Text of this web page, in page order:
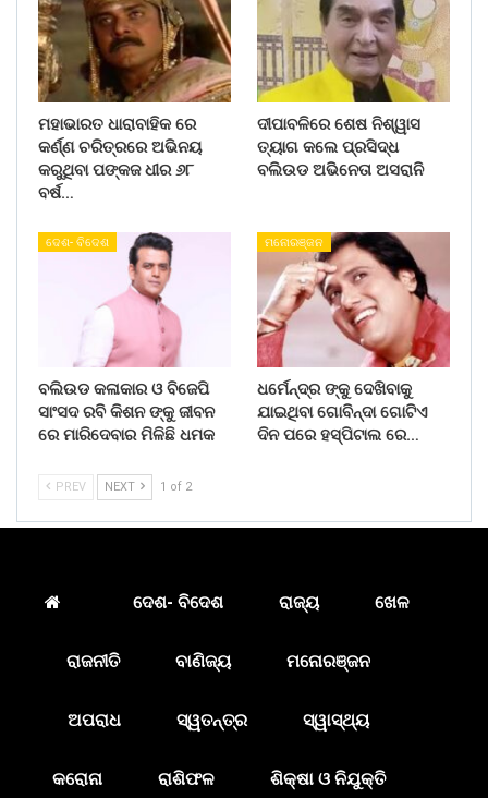
ମହାଭାରତ ଧାରାବାହିକ ରେ
କର୍ଣ୍ଣ ଚରିତ୍ରରେ ଅଭିନୟ
କରୁଥିବା ପଙ୍କଜ ଧୀର ୬୮
ବର୍ଷ…
ଦୀପାବଳିରେ ଶେଷ ନିଶ୍ୱାସ
ତ୍ୟାଗ କଲେ ପ୍ରସିଦ୍ଧ
ବଲିଉଡ ଅଭିନେତା ଅସରାନି
ଦେଶ- ବିଦେଶ
ବଲିଉଡ କଳାକାର ଓ ବିଜେପି
ସାଂସଦ ରବି କିଶନ ଙ୍କୁ ଜୀବନ
ରେ ମାରିଦେବାର ମିଳିଛି ଧମକ
ମନୋରଞ୍ଜନ
ଧର୍ମେନ୍ଦ୍ର ଙ୍କୁ ଦେଖିବାକୁ
ଯାଇଥିବା ଗୋବିନ୍ଦା ଗୋଟିଏ
ଦିନ ପରେ ହସ୍ପିଟାଲ ରେ…
PREV NEXT 1 of 2
ଦେଶ- ବିଦେଶ ରାଜ୍ୟ ଖେଳ
ରାଜନୀତି ବାଣିଜ୍ୟ ମନୋରଞ୍ଜନ
ଅପରାଧ ସ୍ୱତନ୍ତ୍ର ସ୍ୱାସ୍ଥ୍ୟ
କରୋନା ରାଶିଫଳ ଶିକ୍ଷା ଓ ନିଯୁକ୍ତି